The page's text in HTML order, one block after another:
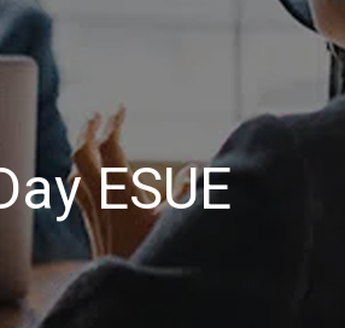
ESUE